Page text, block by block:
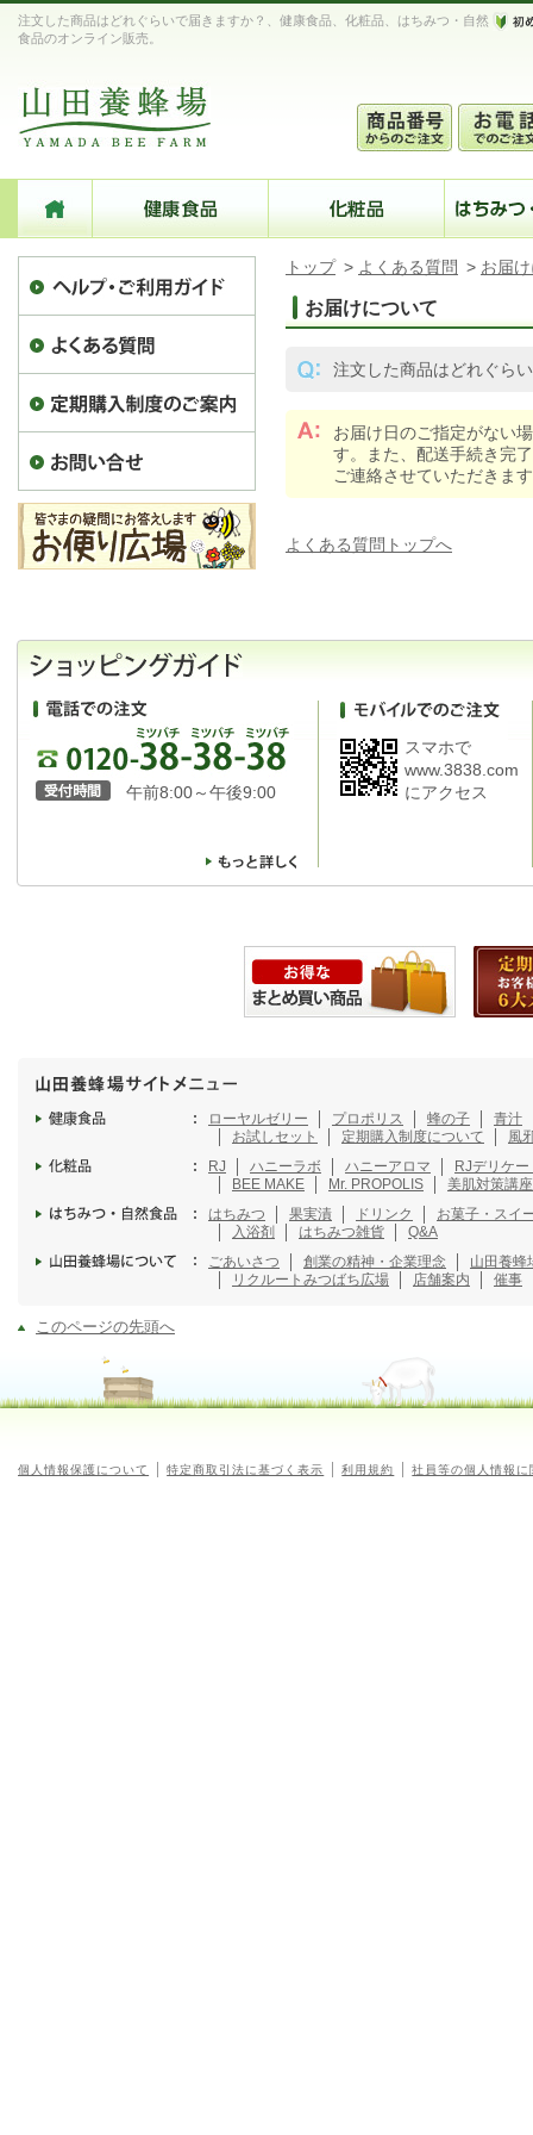
注文した商品はどれぐらいで届きますか？、健康食品、化粧品、はちみつ・自然
食品のオンライン販売。
トップ > よくある質問 > お届
お届けについて
注文した商品はどれぐら
お届け日のご指定がない
す。また、配送手続き完
ご連絡させていただきま
よくある質問トップへ
午前8:00～午後9:00
スマホで
www.3838.com
にアクセス
ローヤルゼリー プロポリス 蜂の子
青汁
お試しセット
定期購入制度について
風
RJ
ハニーラボ ハニーアロマ
RJデリケ
BEE MAKE
Mr. PROPOLIS
美肌対策講座
はちみつ
果実漬 ドリンク
お菓子・スイ
入浴剤
はちみつ雑貨
Q&A
ごあいさつ
創業の精神・企業理念
山田養蜂
リクルート みつばち広場 店舗案内 催事
このページの先頭へ
個人情報保護について 特定商取引法に基づく表示 利用規約 社員等の個人情報